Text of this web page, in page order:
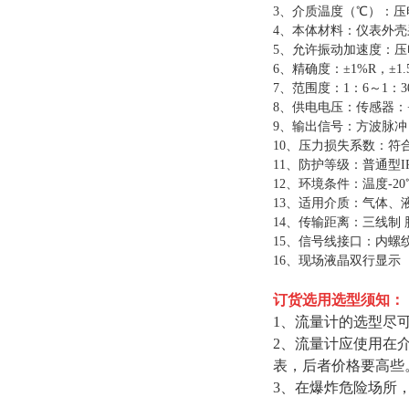
3、介质温度 （℃）：
4、 本体材料：仪表外
5、 允许振动加速度：
6、 精确度： ±1%R，
7、 范围度： 1 ： 6 ～ 1 ：
8、 供电电压：传感器：
9、 输出信号：方波脉冲
10、 压力损失系数：符
11、
防护等级：普通型
12、 环境条件：温度-20
13、 适用介质：气体、
14、 传输距离：三线制
15、 信号线接口：内螺
16、 现场液晶双行显示
订货选用选型须知：
1、流量计的选型尽
2、流量计应使用在
表，后者价格要高些
3、在爆炸危险场所